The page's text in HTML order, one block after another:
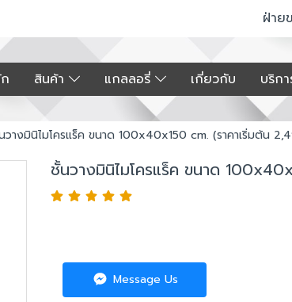
ฝ่าย
สินค้า แกลลอรี่ เกี่ยวกับ บริก
วางมินิไมโครแร็ค ขนาด 100x40x150 cm. (ราคาเริ่มต้น
ชั้นวางมินิไมโครแร็ค ขนาด
Message Us